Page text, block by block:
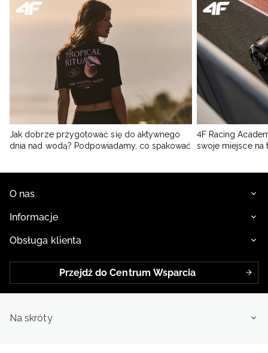
Jak dobrze przygotować się do aktywnego
dnia nad wodą? Podpowiadamy, co spakować
4F Racing
swoje miejsce na
O nas
Informacje
Obsługa klienta
Przejdź do Centrum Wsparcia
Na skróty